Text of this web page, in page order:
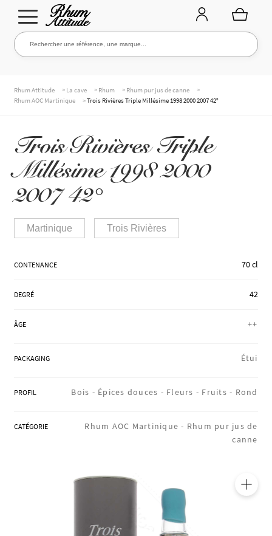
Aller
à
Aller
au
Rechercher une référence, une marque...
Rechercher
NOS RHUMS
MARQUES
BLOG
Rhum Attitude > La cave > Rhum > Rhum pur jus de canne
>
Rhum AOC Martinique
>Trois Rivières Triple Millésime 1998 2000 2007 42°
Trois Rivières Triple
Millésime 1998 2000
2007 42°
Martinique Trois Rivières
CONTENANCE 70 cl
DEGRÉ 42
ÂGE ++
PACKAGING Étui
PROFIL Bois - Épices douces - Fleurs - Fruits - Rond
CATÉGORIE Rhum AOC Martinique - Rhum pur jus de
canne